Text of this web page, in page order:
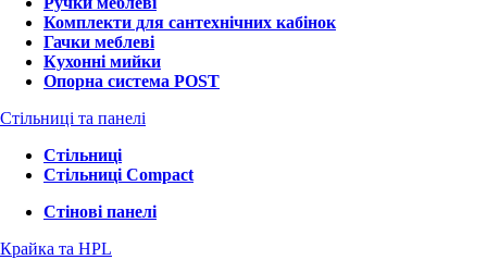
Комплекти для сантехнічних кабінок
Гачки меблеві
Кухонні мийки
Опорна система POST
Стільниці та панелі
Стільниці
Стільниці Compact
Стінові панелі
Крайка та HPL